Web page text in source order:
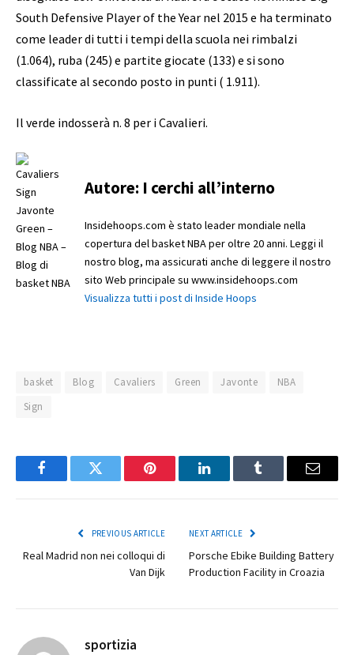
South Defensive Player of the Year nel 2015 e ha terminato
come leader di tutti i tempi della scuola nei rimbalzi
(1.064), ruba (245) e partite giocate (133) e si sono
classificate al secondo posto in punti ( 1.911).
Il verde indosserà n. 8 per i Cavalieri.
Autore: I cerchi all’interno
Insidehoops.com è stato leader mondiale nella
copertura del basket NBA per oltre 20 anni. Leggi il
nostro blog, ma assicurati anche di leggere il nostro
sito Web principale su www.insidehoops.com
Visualizza tutti i post di Inside Hoops
basket Blog Cavaliers Green Javonte
NBA
Sign
FacebookTwitter Pinterest LinkedInTumblr Email
PREVIOUS ARTICLE
Real Madrid non nei colloqui di
Van Dijk
NEXT ARTICLE
Porsche Ebike Building Battery
Production Facility in Croazia
sportizia